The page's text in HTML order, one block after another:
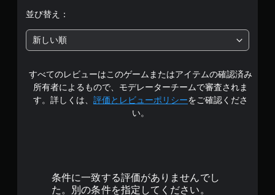
中
の
4
.
並び替え：
新しい順
すべてのレビューはこのゲームまたはアイテムの確認済み
所有者によるもので、モデレーターチームで審査されま
す。詳しくは、 評価とレビューポリシーをご確認くださ
い。
条件に一致する評価がありませんでし
た。別の条件を指定してください。